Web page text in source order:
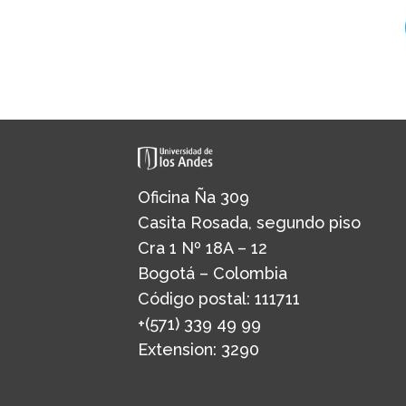
Oficina Ña 309
Casita Rosada, segundo piso
Cra 1 Nº 18A – 12
Bogotá – Colombia
Código postal: 111711
+(571) 339 49 99
Extension: 3290